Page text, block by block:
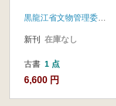
新刊 在庫なし
古書 1 点
6,600 円